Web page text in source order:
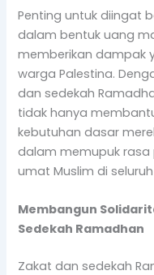
Penting untuk diingat
dalam bentuk uang
memberikan dampak
warga Palestina.
dan sedekah
tidak hanya
kebutuhan dasar
dalam memupuk
umat Muslim di
Membangun
Sedekah Ramadhan
Zakat dan sedekah